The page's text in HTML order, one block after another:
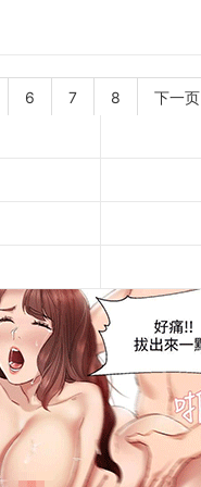
6 7 8 下一页